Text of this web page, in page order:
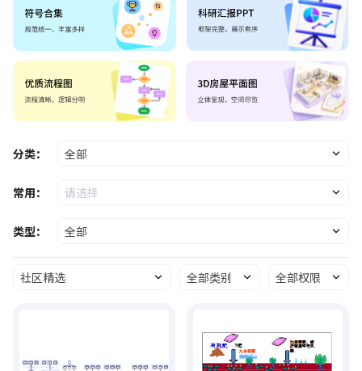
分类： 全部
常用： 请选择
类型： 全部
社区精选 全部类别 全部权限